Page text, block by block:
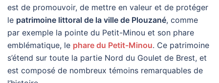
est de promouvoir, de mettre en valeur et de protéger
le patrimoine littoral de la ville de Plouzané, comme
par exemple la pointe du Petit-Minou et son phare
emblématique, le phare du Petit-Minou. Ce patrimoine
s’étend sur toute la partie Nord du Goulet de Brest, et
est composé de nombreux témoins remarquables de